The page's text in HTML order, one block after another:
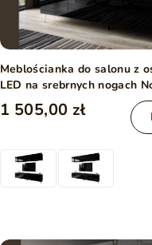
Meblościanka do salonu z
LED na srebrnych nogach
połysk
1 505,00 zł